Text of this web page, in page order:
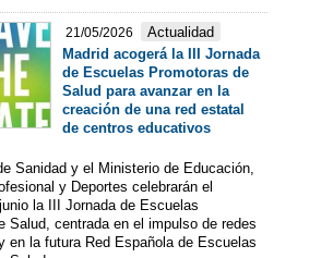
21/05/2026
Actualidad
Madrid acogerá la III Jornada
de Escuelas Promotoras de
Salud para avanzar en la
creación de una red estatal
de centros educativos
Sanidad y el Ministerio de Educación,
y Deportes celebrarán el
la III Jornada de Escuelas
Salud, centrada en el impulso de redes
en la futura Red Española de Escuelas